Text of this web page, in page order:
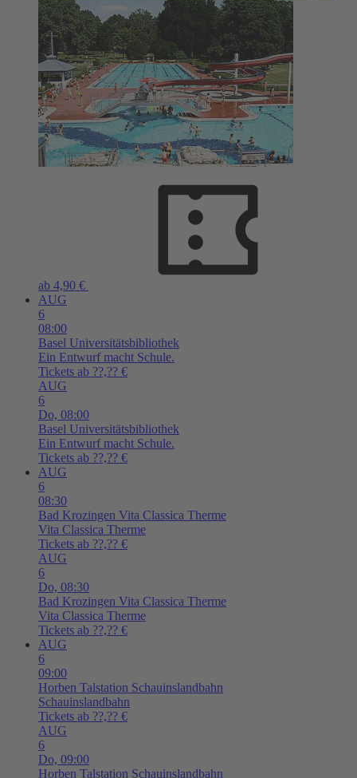
ab 4,90 €
AUG
6
08:00
Basel Universitätsbibliothek
Ein Entwurf macht Schule.
Tickets ab ??,?? €
AUG
6
Do, 08:00
Basel Universitätsbibliothek
Ein Entwurf macht Schule.
Tickets ab ??,?? €
AUG
6
08:30
Bad Krozingen Vita Classica Therme
Vita Classica Therme
Tickets ab ??,?? €
AUG
6
Do, 08:30
Bad Krozingen Vita Classica Therme
Vita Classica Therme
Tickets ab ??,?? €
AUG
6
09:00
Horben Talstation Schauinslandbahn
Schauinslandbahn
Tickets ab ??,?? €
AUG
6
Do, 09:00
Horben Talstation Schauinslandbahn